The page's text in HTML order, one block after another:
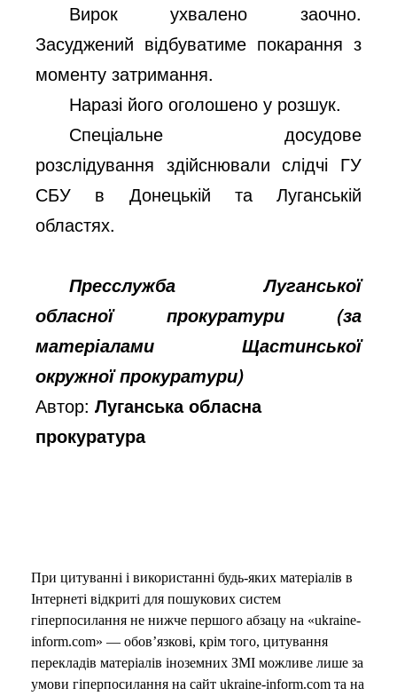
Вирок ухвалено заочно.
Засуджений відбуватиме покарання з
моменту затримання.
Наразі його оголошено у розшук.
Спеціальне досудове
розслідування здійснювали слідчі ГУ
СБУ в Донецькій та Луганській
областях.
Пресслужба Луганської
обласної прокуратури (за
матеріалами Щастинської
окружної прокуратури)
Автор:Луганська обласна
прокуратура
При цитуванні і використанні будь-яких матеріалів в
Інтернеті відкриті для пошукових систем
гіперпосилання не нижче першого абзацу на «ukraine-
inform.com» — обов’язкові, крім того, цитування
перекладів матеріалів іноземних ЗМІ можливе лише за
умови гіперпосилання на сайт ukraine-inform.com та на